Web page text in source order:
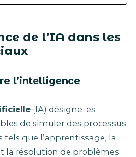
de l’IA dans les
l’intelligence
(IA) désigne les
de simuler des processus
que l’apprentissage, la
la résolution de problèmes